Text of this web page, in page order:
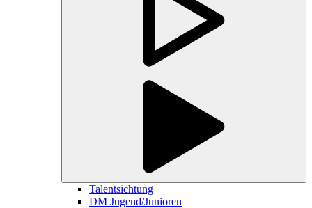
Talentsichtung
DM Jugend/Junioren